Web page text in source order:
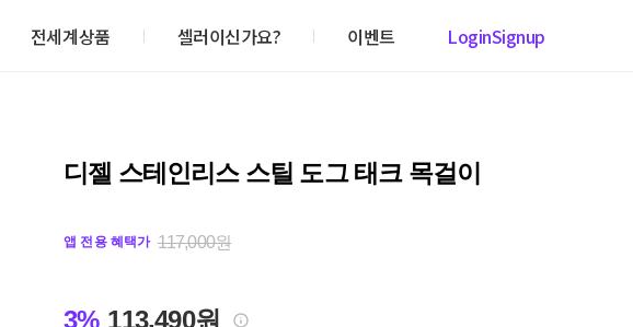
전세계상품 셀러이신가요? 이벤트 LoginSignup
디젤 스테인리스 스틸 도그 태크 목걸이
앱 전용 혜택가 117,000원
3% 113,490원